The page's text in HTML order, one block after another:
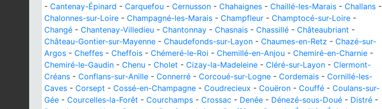
- Cantenay-Épinard - Carquefou - Cernusson - Chahaignes - Chaillé-les-Marais - Challans -
Chalonnes-sur-Loire - Champagné-les-Marais - Champfleur - Champtocé-sur-Loire -
Changé - Chantenay-Villedieu - Chantonnay - Chasnais - Chassillé - Châteaubriant -
Château-Gontier-sur-Mayenne - Chaudefonds-sur-Layon - Chaumes-en-Retz - Chazé-sur-
Argos - Cheffes - Cheffois - Chémeré-le-Roi - Chemillé-en-Anjou - Chemiré-en-Charnie -
Chemiré-le-Gaudin - Chenu - Cholet - Cizay-la-Madeleine - Cléré-sur-Layon - Clermont-
Créans - Conflans-sur-Anille - Connerré - Corcoué-sur-Logne - Cordemais - Cornillé-les-
Caves - Corsept - Cossé-en-Champagne - Coudrecieux - Couëron - Couffé - Coulans-sur-
Gée - Courcelles-la-Forêt - Courchamps - Crossac - Denée - Dénezé-sous-Doué - Distré -